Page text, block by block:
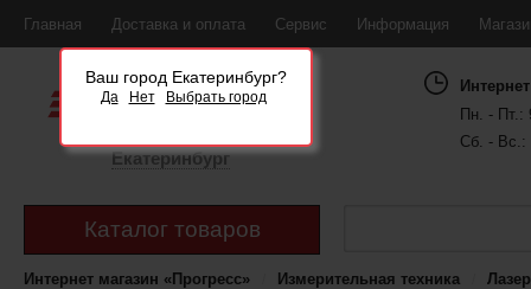
Главная Доставка и оплата Сервис Информация
Ваш город Екатеринбург?
Да Нет Выбрать город
Екатеринбург
Пн. - Пт.:
Сб. - Вс.:
Каталог товаров
Интернет магазин «Прогресс» Измерительная техника